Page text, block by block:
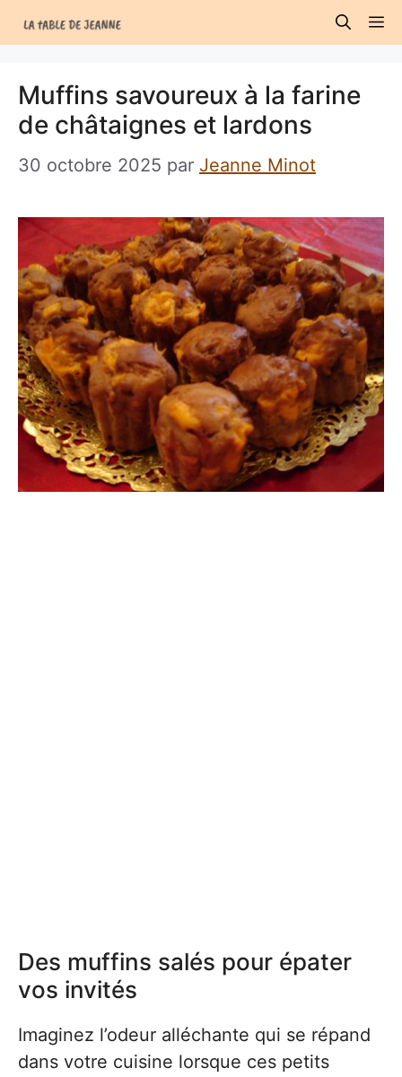
au
Muffins savoureux à la farine
de châtaignes et lardons
30 octobre 2025 par Jeanne Minot
Des muffins salés pour épater
vos invités
Imaginez l’odeur alléchante qui se répand
dans votre cuisine lorsque ces petits